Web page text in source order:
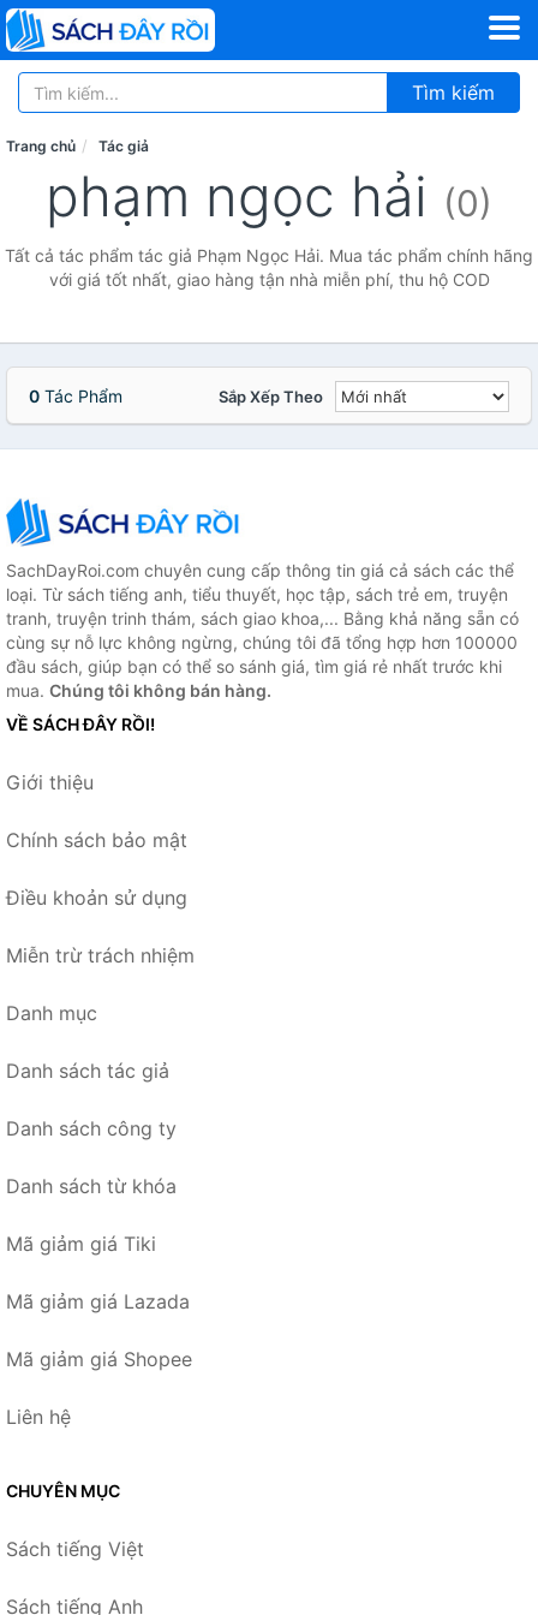
Tìm kiếm
Trang chủ Tác giả
phạm ngọc hải (0)
Tất cả tác phẩm tác giả Phạm Ngọc Hải. Mua tác phẩm chính hãng
với giá tốt nhất, giao hàng tận nhà miễn phí, thu hộ COD
0 Tác Phẩm Sắp Xếp Theo
SachDayRoi.com chuyên cung cấp thông tin giá cả sách các thể
loại. Từ sách tiếng anh, tiểu thuyết, học tập, sách trẻ em, truyện
tranh, truyện trinh thám, sách giao khoa,... Bằng khả năng sẵn có
cùng sự nỗ lực không ngừng, chúng tôi đã tổng hợp hơn 100000
đầu sách, giúp bạn có thể so sánh giá, tìm giá rẻ nhất trước khi
mua. Chúng tôi không bán hàng.
VỀ SÁCH ĐÂY RỒI!
Giới thiệu
Chính sách bảo mật
Điều khoản sử dụng
Miễn trừ trách nhiệm
Danh mục
Danh sách tác giả
Danh sách công ty
Danh sách từ khóa
Mã giảm giá Tiki
Mã giảm giá Lazada
Mã giảm giá Shopee
Liên hệ
CHUYÊN MỤC
Sách tiếng Việt
Sách tiếng Anh